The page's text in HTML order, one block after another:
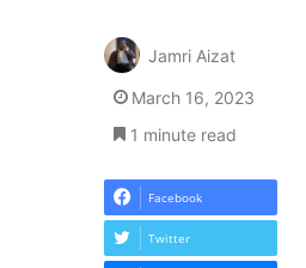
Jamri Aizat
March 16, 2023
1 minute read
Facebook
Twitter